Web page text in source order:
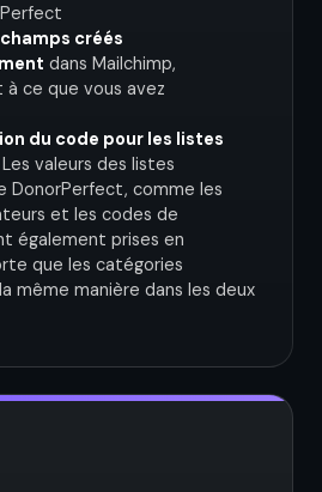
créés
dans Mailchimp,
ce que vous avez
du code pour les listes
Les valeurs des listes
DonorPerfect, comme les
et les codes de
également prises en
que les catégories
même manière dans les deux